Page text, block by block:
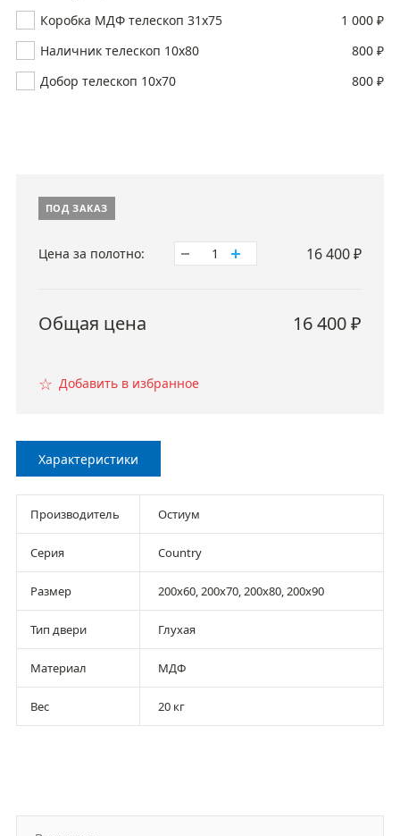
Коробка МДФ телескоп 31х75
1 000 ₽
Наличник телескоп 10х80
800 ₽
Добор телескоп 10х70
800 ₽
ПОД ЗАКАЗ
Цена за полотно: 1 16 400₽
Общая цена 16 400₽
☆ Добавить в избранное
Характеристики
Производитель Остиум
Серия Country
Размер 200х60, 200х70, 200х80, 200х90
Тип двери Глухая
Материал МДФ
Вес 20 кг